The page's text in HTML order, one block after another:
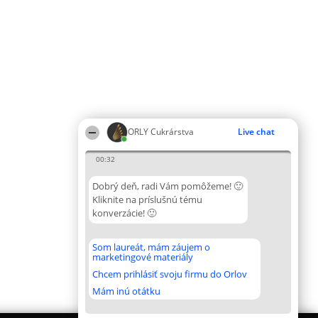
ORLY Cukrárstva Live chat
00:32
Dobrý deň, radi Vám pomôžeme! 🙂
Kliknite na príslušnú tému
konverzácie! 🙂
Som laureát, mám záujem o
marketingové materiály
Chcem prihlásiť svoju firmu do Orlov
Mám inú otátku